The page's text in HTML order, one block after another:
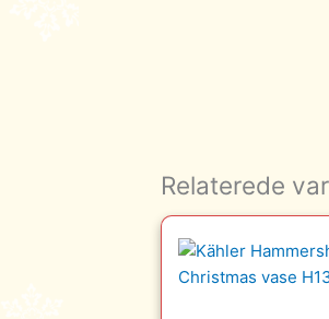
Relaterede